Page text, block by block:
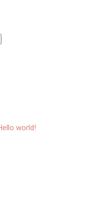
world!